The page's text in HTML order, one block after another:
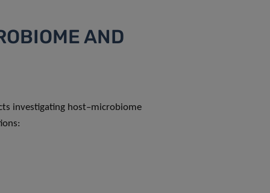
AND
investigating host–microbiome